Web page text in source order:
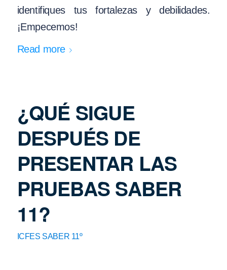
identifiques tus fortalezas y debilidades.
¡Empecemos!
Read more
¿QUÉ SIGUE
DESPUÉS DE
PRESENTAR LAS
PRUEBAS SABER
11?
ICFES SABER 11º